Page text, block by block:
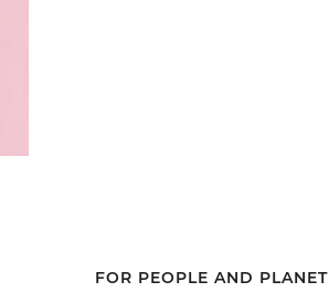
FOR PEOPLE AND PLANET